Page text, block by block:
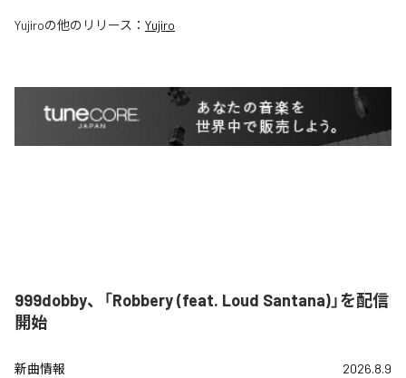
Yujiroの他のリリース： Yujiro
999dobby、「Robbery (feat. Loud Santana)」を配信
開始
新曲情報 2026.8.9